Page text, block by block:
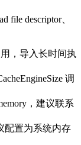
file descriptor、
，导入长时间执
调
，建议联系
配置为系统内存